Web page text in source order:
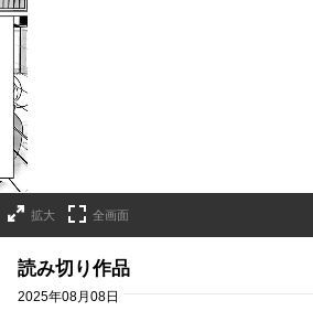
拡大 全画面
読み切り作品
2025年08月08日